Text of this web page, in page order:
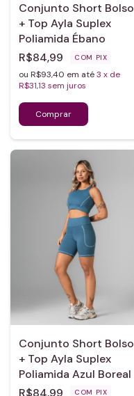
Conjunto Short Bolso
+ Top Ayla Suplex
Poliamida Ébano
R$84,99
COM PIX
ou R$93,40 em até3 x de
R$31,13 sem juros
Conjunto Short Bolso
+ Top Ayla Suplex
Poliamida Azul Boreal
R$84,99
COM PIX